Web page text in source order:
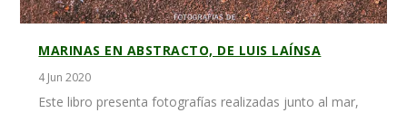
MARINAS EN ABSTRACTO, DE LUIS LAÍNSA
4 Jun 2020
Este libro presenta fotografías realizadas junto al mar,